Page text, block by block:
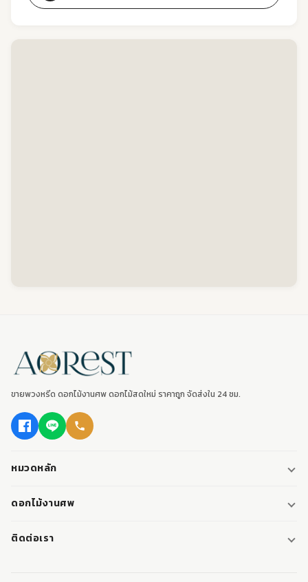
ขายพวงหรีด ดอกไม้งานศพ ดอกไม้สดใหม่ ราคาถูก จัดส่งใน 24 ชม.
หมวดหลัก
พวงหรีด
พวงหรีดมาลา
ดอกไม้งานศพ
ดอกไม้หน้าศพ
ติดต่อเรา